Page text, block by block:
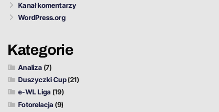
Kanał komentarzy
WordPress.org
Kategorie
Analiza (7)
Duszyczki Cup(21)
e-WL Liga (19)
Fotorelacja (9)